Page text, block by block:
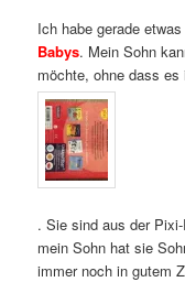
Ich habe gerade
Babys. Mein Sohn
möchte, ohne dass
. Sie sind aus der
mein Sohn hat sie
immer noch in gutem